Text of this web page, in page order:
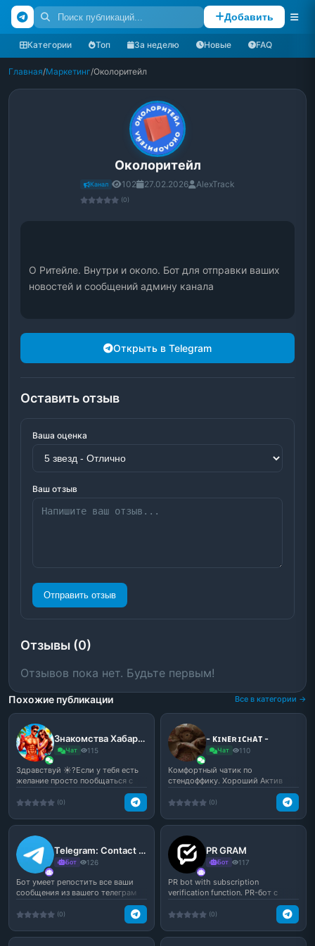
Добавить
Категории Топ За неделю Новые FAQ
Главная/Маркетинг/Околоритейл
Околоритейл
Канал 102 27.02.2026 AlexTrack
(0)
О Ритейле. Внутри и около. Бот для отправки ваших
новостей и сообщений админу канала
Открыть в Telegram
Оставить отзыв
Ваша оценка
Ваш отзыв
Отправить отзыв
Отзывы (0)
Отзывов пока нет. Будьте первым!
Похожие публикации Все в категории →
Знакомства Хабаровск | 🏝️❤️
Чат 115
Здравствуй ☀️?Если у тебя есть
желание просто пообщаться с
(0)
- ᴋɪɴᴇʀɪᴄʜᴀᴛ -
Чат 110
Комфортный чатик по
стендоффику. Хороший Актив
(0)
Telegram: Contact @TGvsVk_bot
Бот 126
Бот умеет репостить все ваши
сообщения из вашего телеграм
(0)
PR GRAM
Бот 117
PR bot with subscription
verification function. PR-бот с
(0)